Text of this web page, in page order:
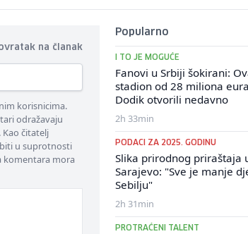
na članak
korisnicima.
odražavaju
čitatelj
u suprotnosti
komentara mora
Popularno
I TO JE MOGUĆE
Fanovi u Srbiji šokirani:
stadion od 28 miliona
Dodik otvorili nedavno
2h 33min
PODACI ZA 2025. GODINU
Slika prirodnog priraštaja
Sarajevo: "Sve je manje
Sebilju"
2h 31min
PROTRAĆENI TALENT